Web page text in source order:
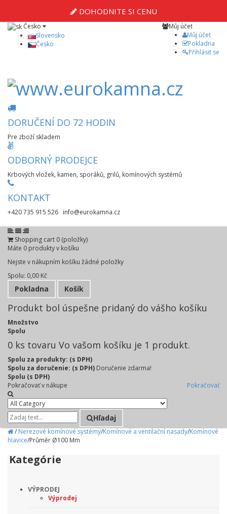
DOHODNITE SI CENU
Můj účet
Můj účet
Pokladna
Přihlásit se
Česko
Slovensko
Česko
DORUČENÍ DO 72 HODIN
Pre zboží skladem
ODBORNÝ PRODEJCE
Krbových vložek, kamen, sporáků, grilů, komínových systémů
KONTAKT
+420 735 915 526 info@eurokamna.cz
Shopping cart 0 (položky)
Máte 0 produkty v košíku
Nejste v nákupním košíku žádné položky
Spolu: 0,00 Kč
Pokladna Košík
Produkt bol úspešne pridaný do vášho košíku
Množstvo
Spolu
0 ks tovaru Vo vašom košíku je 1 produkt.
Spolu za produkty: (s DPH)
Spolu za doručenie: (s DPH) Doručenie zdarma!
Spolu (s DPH)
Pokračovať v nákupe
Pokračovať
Hľadaj
/ Nerezové komínové systémy/Komínové a ventilační nasady/Komínové
hlavice/Průměr Ø100 Mm
Kategórie
VÝPRODEJ
Výprodej